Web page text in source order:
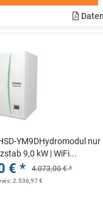
YM9DHydromodul nur
9,0 kW | WiFi...
€ * 4.073,00 € *
2.536,97 €